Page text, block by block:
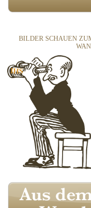
BILDER SCHAUEN